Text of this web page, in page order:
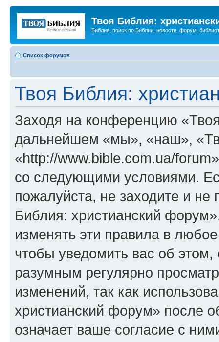
Твоя Библия:
Библия, поиск по Библии, новости, форум,
Список форумов
Твоя Библия:
Заходя на конференцию
дальнейшем «мы», «наш»,
«http://www.bible.com.ua/
со следующими условиями.
пожалуйста, не заходите и
Библия: христианский
изменять эти правила в
чтобы уведомить вас об
разумным регулярно
изменений, так как
христианский форум» после
означает ваше согласие с